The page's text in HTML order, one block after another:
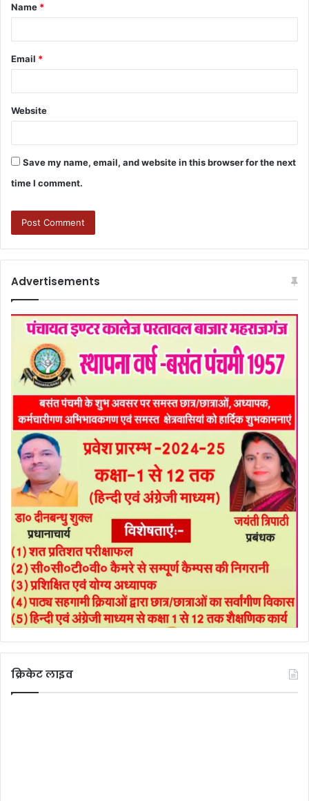
Name *
Email *
Website
Save my name, email, and website in this browser for the next
time I comment.
Advertisements
क्रिकेट लाइव